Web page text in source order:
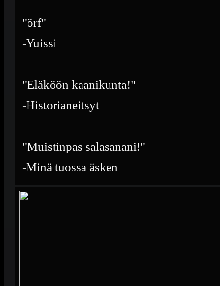
"örf"
-Yuissi
"Eläköön kaanikunta!"
-Historianeitsyt
"Muistinpas salasanani!"
-Minä tuossa äsken